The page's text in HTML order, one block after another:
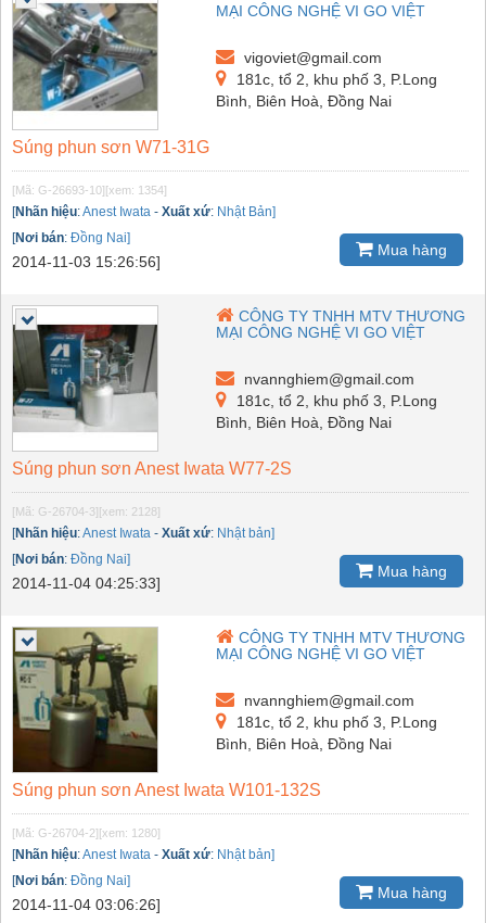
MẠI CÔNG NGHỆ VI GO VIỆT
vigoviet@gmail.com
181c, tổ 2, khu phố 3, P.Long
Bình, Biên Hoà, Đồng Nai
Súng phun sơn W71-31G
[Mã: G-26693-10] [xem: 1354]
[Nhãn hiệu:Anest Iwata - Xuất xứ: Nhật Bản]
[Nơi bán: Đồng Nai]
2014-11-03 15:26:56]
Mua hàng
CÔNG TY TNHH MTV THƯƠNG
MẠI CÔNG NGHỆ VI GO VIỆT
nvannghiem@gmail.com
181c, tổ 2, khu phố 3, P.Long
Bình, Biên Hoà, Đồng Nai
Súng phun sơn Anest Iwata W77-2S
[Mã: G-26704-3] [xem: 2128]
[Nhãn hiệu:Anest Iwata - Xuất xứ: Nhật bản]
[Nơi bán: Đồng Nai]
2014-11-04 04:25:33]
Mua hàng
CÔNG TY TNHH MTV THƯƠNG
MẠI CÔNG NGHỆ VI GO VIỆT
nvannghiem@gmail.com
181c, tổ 2, khu phố 3, P.Long
Bình, Biên Hoà, Đồng Nai
Súng phun sơn Anest Iwata W101-132S
[Mã: G-26704-2] [xem: 1280]
[Nhãn hiệu:Anest Iwata - Xuất xứ: Nhật bản]
[Nơi bán: Đồng Nai]
2014-11-04 03:06:26]
Mua hàng